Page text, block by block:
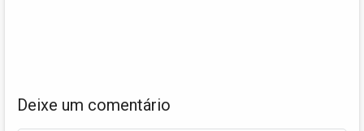
Deixe um comentário